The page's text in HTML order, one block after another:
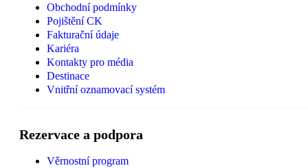
Obchodní podmínky
Pojištění CK
Fakturační údaje
Kariéra
Kontakty pro média
Destinace
Vnitřní oznamovací systém
Rezervace a podpora
Věrnostní program